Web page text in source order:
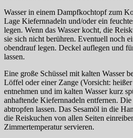
Wasser in einem Dampfkochtopf zum
Lage Kiefernnadeln und/oder ein
legen. Wenn das Wasser kocht, die
sie sich nicht berühren. Eventuell noch
obendrauf legen. Deckel auflegen und
lassen.
Eine große Schüssel mit kalten Wasser
Löffel oder einer Zange (Vorsicht:
entnehmen und im kalten Wasser kurz
anhaftende Kiefernnadeln entfernen.
abtropfen lassen. Das Sesamöl in die
die Reiskuchen von allen Seiten
Zimmertemperatur servieren.